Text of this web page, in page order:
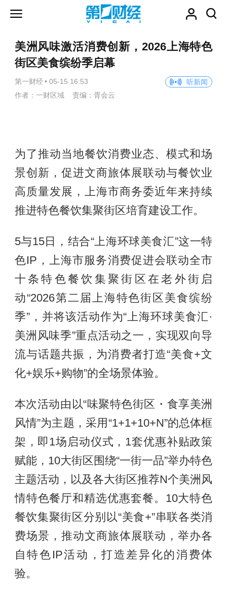
美洲风味激活消费创新，2026上海特色
街区美食缤纷季启幕
第一财经 • 05-15 16:53
听新闻
作者：一财区域 责编：胥会云
为了推动当地餐饮消费业态、模式和场
景创新，促进文商旅体展联动与餐饮业
高质量发展，上海市商务委近年来持续
推进特色餐饮集聚街区培育建设工作。
5与15日，结合“上海环球美食汇”这一特
色IP，上海市服务消费促进会联动全市
十条特色餐饮集聚街区在老外街启
动“2026第二届上海特色街区美食缤纷
季”，并将该活动作为“上海环球美食汇·
美洲风味季”重点活动之一，实现双向导
流与话题共振，为消费者打造“美食+文
化+娱乐+购物”的全场景体验。
本次活动由以“味聚特色街区・食享美洲
风情”为主题，采用“1+1+10+N”的总体框
架，即1场启动仪式，1套优惠补贴政策
赋能，10大街区围绕“一街一品”举办特色
主题活动，以及各大街区推荐N个美洲风
情特色餐厅和精选优惠套餐。10大特色
餐饮集聚街区分别以“美食+”串联各类消
费场景，推动文商旅体展联动，举办各
自特色IP活动，打造差异化的消费体
验。